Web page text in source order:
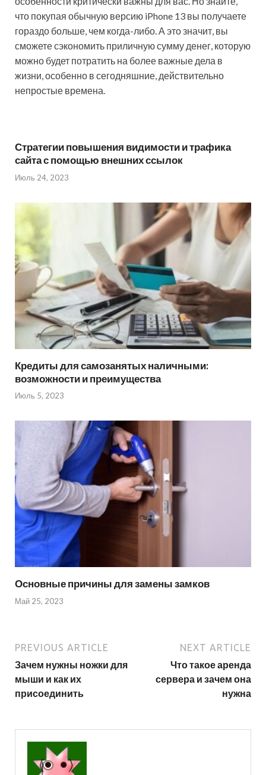
что покупая обычную версию iPhone 13 вы получаете
гораздо больше, чем когда-либо. А это значит, вы
сможете сэкономить приличную сумму денег, которую
можно будет потратить на более важные дела в
жизни, особенно в сегодняшние, действительно
непростые времена.
Стратегии повышения видимости и трафика
сайта с помощью внешних ссылок
Июль 24, 2023
Кредиты для самозанятых наличными:
возможности и преимущества
Июль 5, 2023
Основные причины для замены замков
Май 25, 2023
PREVIOUS ARTICLE
Зачем нужны ножки для
мыши и как их
присоединить
NEXT ARTICLE
Что такое аренда
сервера и зачем она
нужна